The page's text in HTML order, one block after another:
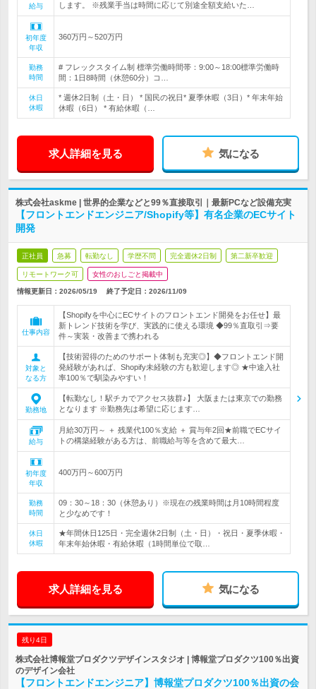
給与 します。 ※残業手当は時間に応じて別途全額支給いた…
初年度
年収
360万円～520万円
勤務
時間
# フレックスタイム制 標準労働時間帯：9:00～18:00標準労働時
間：1日8時間（休憩60分）コ…
休日
休暇
* 週休2日制（土・日） * 国民の祝日* 夏季休暇（3日）* 年末年始
休暇（6日） * 有給休暇（…
求人詳細を見る 気になる
株式会社askme | 世界的企業などと99％直接取引｜最新PCなど設備充実
【フロントエンドエンジニア/Shopify等】有名企業のECサイト
開発
正社員 急募 転勤なし 学歴不問 完全週休2日制 第二新卒歓迎
リモートワーク可 女性のおしごと掲載中
情報更新日：2026/05/19 終了予定日： 2026/11/09
仕事内容
【Shopifyを中心にECサイトのフロントエンド開発をお任せ】最
新トレンド技術を学び、実践的に使える環境 ◆99％直取引⇒要
件～実装・改善まで携われる
対象と
なる方
【技術習得のためのサポート体制も充実◎】◆フロントエンド開
発経験があれば、Shopify未経験の方も歓迎します◎ ★中途入社
率100％で馴染みやすい！
勤務地
【転勤なし！駅チカでアクセス抜群♪】 大阪または東京での勤務
となります ※勤務先は希望に応じます…
給与
月給30万円～ ＋ 残業代100％支給 ＋ 賞与年2回★前職でECサイ
トの構築経験がある方は、前職給与等を含めて最大…
初年度
年収
400万円～600万円
勤務
時間
09：30～18：30（休憩あり）※現在の残業時間は月10時間程度
と少なめです！
休日
休暇
★年間休日125日・完全週休2日制（土・日）・祝日・夏季休暇・
年末年始休暇・有給休暇（1時間単位で取…
求人詳細を見る 気になる
残り4日
株式会社博報堂プロダクツデザインスタジオ | 博報堂プロダクツ100％出資
のデザイン会社
【フロントエンドエンジニア】博報堂プロダクツ100％出資の会